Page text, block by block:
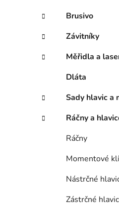
Brusivo
Závitníky
Měřidla a
Dláta
Sady hlavic a
Ráčny a
Ráčny
Momentové
Nástrčné
Zástrčné